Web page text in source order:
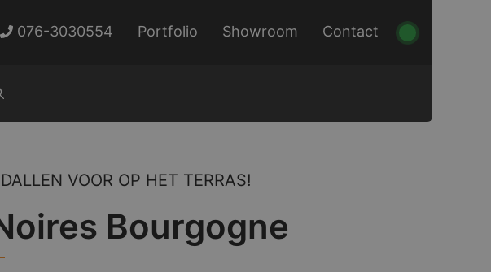
076-3030554 Portfolio Showroom Contact
VOOR OP HET TERRAS!
Bourgogne